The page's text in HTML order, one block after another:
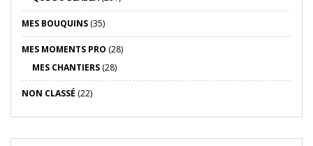
MES BOUQUINS (35)
MES MOMENTS PRO (28)
MES CHANTIERS (28)
NON CLASSÉ (22)